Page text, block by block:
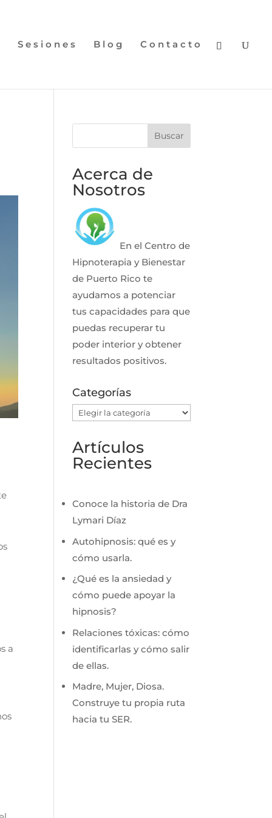
Sesiones Blog Contacto
a
Acerca de
Nosotros
En el Centro de
Hipnoterapia y Bienestar
de Puerto Rico te
ayudamos a potenciar
tus capacidades para que
puedas recuperar tu
poder interior y obtener
resultados positivos.
Categorías
Categorías
Artículos
Recientes
Conoce la historia de Dra
Lymari Díaz
Autohipnosis: qué es y
cómo usarla.
¿Qué es la ansiedad y
cómo puede apoyar la
hipnosis?
Relaciones tóxicas: cómo
identificarlas y cómo salir
de ellas.
Madre, Mujer, Diosa.
Construye tu propia ruta
hacia tu SER.